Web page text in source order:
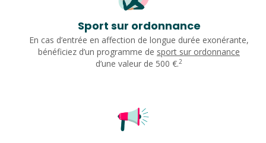
Sport sur ordonnance
En cas d’entrée en affection de longue durée exonérante,
bénéficiez d’un programme de sport sur ordonnance
d’une valeur de 500 €.2